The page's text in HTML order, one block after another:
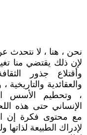
نحن ، هنا ، لا نتحدث
لإن ذلك يقتضي منا
وأقتلاع جذور
والعقائدية
، وتحطيم الأسس
الإنساني حتى هذه
مع محتوى فكرة إن
لإدراك الطبيعة لذاتها